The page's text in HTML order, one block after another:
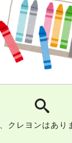
クレヨンはあり